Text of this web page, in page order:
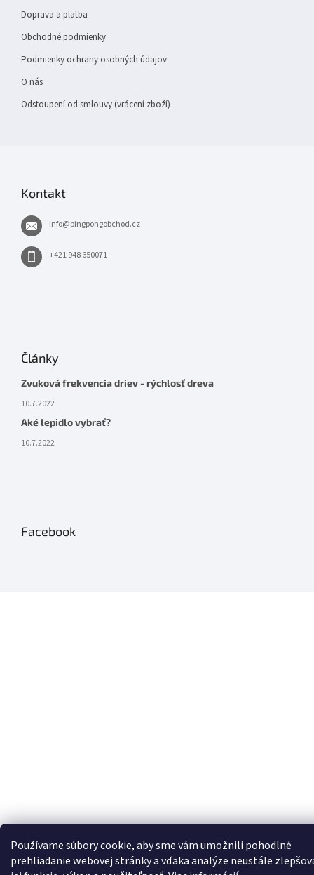
Používame súbory cookie, aby sme vám umožnili pohodlné
prehliadanie webovej stránky a vďaka analýze neustále
Doprava a platba
Obchodné podmienky
Podmienky ochrany osobných údajov
O nás
Odstoupení od smlouvy (vrácení zboží)
Kontakt
info@pingpongobchod.cz
+421 948 650071
Články
Zvuková frekvencia driev - rýchlosť dreva
10.7.2022
Aké lepidlo vybrať?
10.7.2022
Facebook